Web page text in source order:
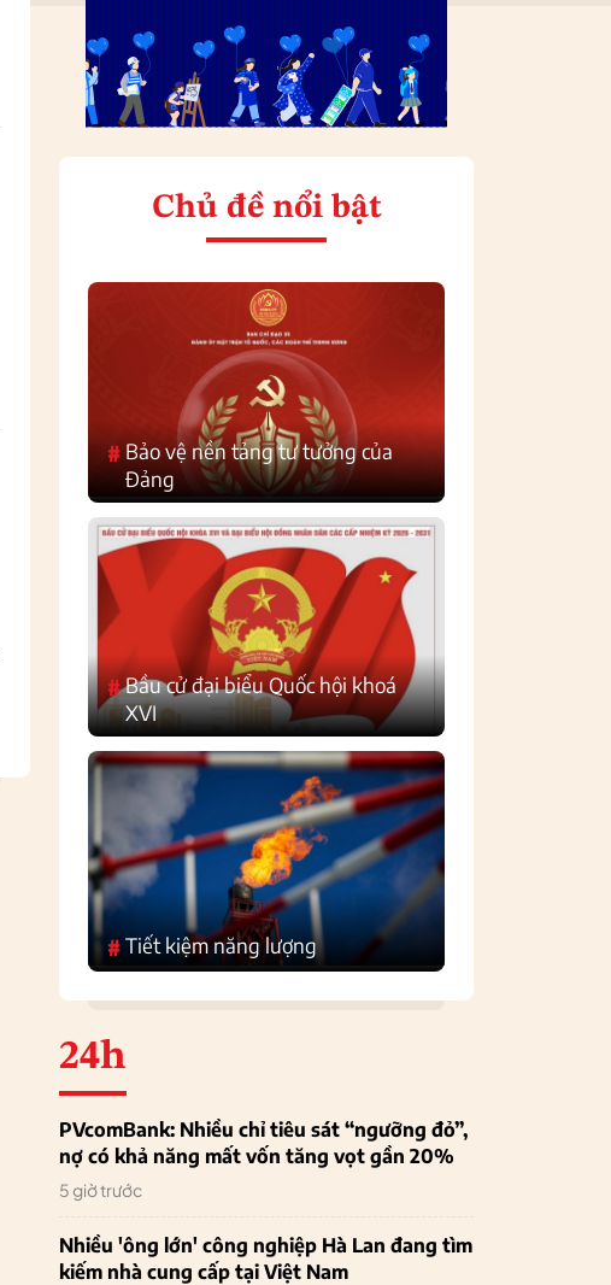
Chủ đề nổi bật
#Bảo vệ nền tảng tư tưởng của
Đảng
#Bầu cử đại biểu Quốc hội khoá
XVI
#Tiết kiệm năng lượng
24h
PVcomBank: Nhiều chỉ tiêu sát “ngưỡng đỏ”,
nợ có khả năng mất vốn tăng vọt gần 20%
5 giờ trước
Nhiều 'ông lớn' công nghiệp Hà Lan đang tìm
kiếm nhà cung cấp tại Việt Nam